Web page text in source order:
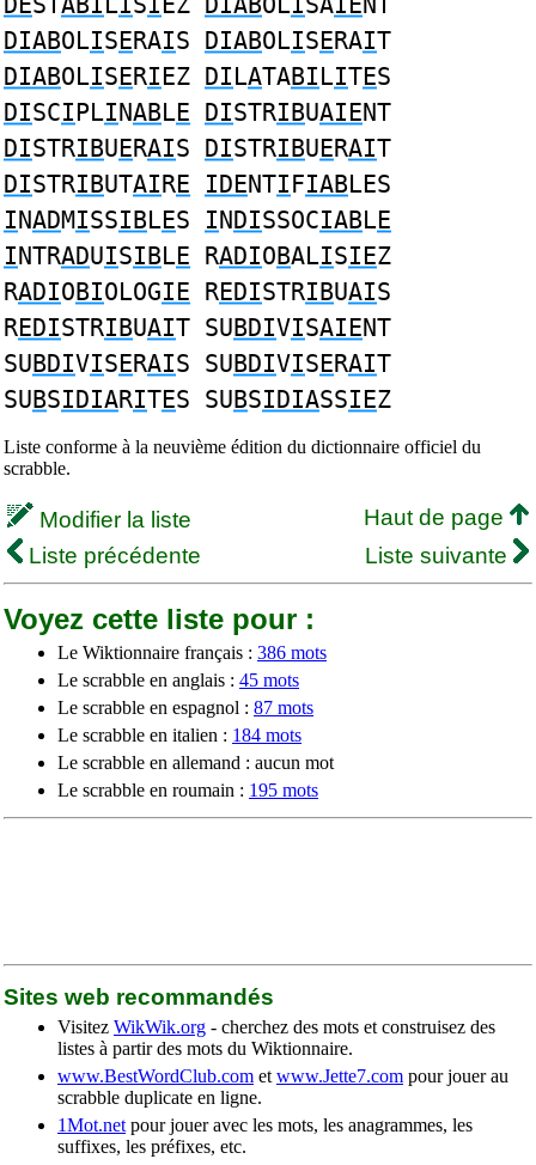
DIABOLISERAIS DIABOLISERAIT
DIABOLISERIEZ DILATABILITES
DISCIPLINABLE DISTRIBUAIENT
DISTRIBUERAIS DISTRIBUERAIT
DISTRIBUTAIRE IDENTIFIABLES
INADMISSIBLES INDISSOCIABLE
INTRADUISIBLE RADIOBALISIEZ
RADIOBIOLOGIE REDISTRIBUAIS
REDISTRIBUAIT SUBDIVISAIENT
SUBDIVISERAIS SUBDIVISERAIT
SUBSIDIARITES SUBSIDIASSIEZ
Liste conforme à la neuvième édition du dictionnaire officiel du
scrabble.
Modifier la liste
Haut de page
Liste précédente
Liste suivante
Voyez cette liste pour :
Le Wiktionnaire français : 386 mots
Le scrabble en anglais : 45 mots
Le scrabble en espagnol : 87 mots
Le scrabble en italien : 184 mots
Le scrabble en allemand : aucun mot
Le scrabble en roumain : 195 mots
Sites web recommandés
Visitez WikWik.org - cherchez des mots et construisez des
listes à partir des mots du Wiktionnaire.
www.BestWordClub.com et www.Jette7.com pour jouer au
scrabble duplicate en ligne.
1Mot.net pour jouer avec les mots, les anagrammes, les
suffixes, les préfixes, etc.